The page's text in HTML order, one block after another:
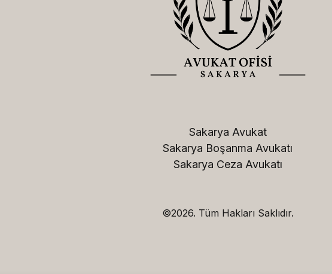
Sakarya Avukat
Sakarya Boşanma Avukatı
Sakarya Ceza Avukatı
©2026. Tüm Hakları Saklıdır.